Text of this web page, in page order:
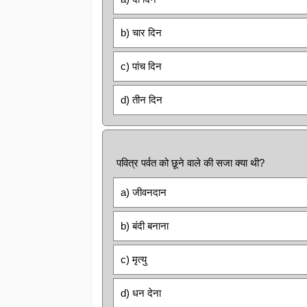
b) चार दिन
c) पांच दिन
d) तीन दिन
पवित्र पर्वत को छूने वाले की सजा क्या थी?
a) जीवनदान
b) बंदी बनाना
c) मृत्यु
d) धन देना